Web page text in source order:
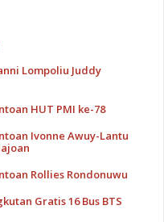
Lompoliu Juddy
HUT PMI ke-78
Ivonne Awuy-Lantu
Rollies Rondonuwu
Gratis 16 Bus BTS